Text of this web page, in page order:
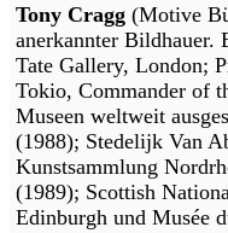
Tony Cragg (Motive
anerkannter Bildhauer.
Tate Gallery, London;
Tokio, Commander of
Museen weltweit
(1988); Stedelijk Van
Kunstsammlung
(1989); Scottish
Edinburgh und Musée